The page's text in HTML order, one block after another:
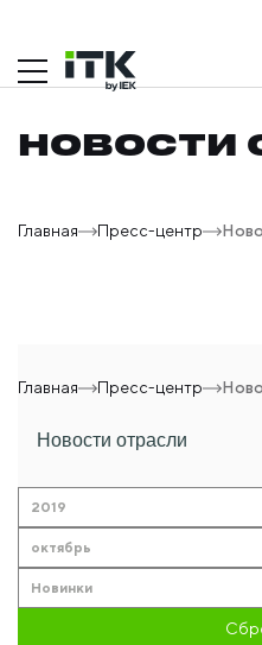
НОВОСТИ
Главная Пресс-центр
Главная Пресс-центр
Новости отрасли
2019
октябрь
Новинки